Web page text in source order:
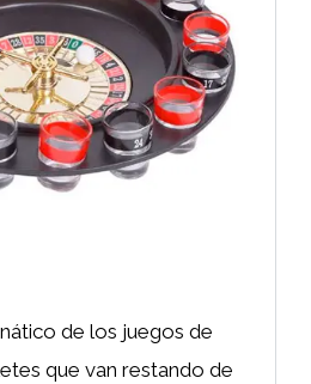
de los juegos de
que van restando de